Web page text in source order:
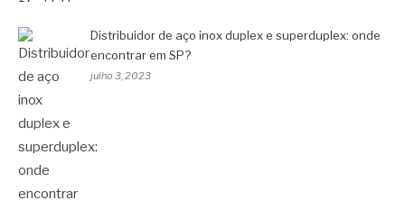
Distribuidor de aço inox duplex e superduplex: onde
encontrar em SP?
julho 3, 2023